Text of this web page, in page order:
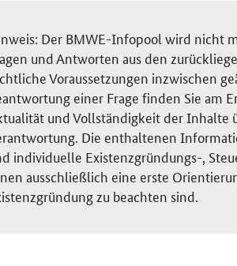
Der BMWE-Infopool wird nicht
und Antworten aus den
Voraussetzungen inzwischen
einer Frage finden Sie am
und Vollständigkeit der Inhalte
Die enthaltenen
individuelle Existenzgründungs-,
ausschließlich eine erste
zu beachten sind.